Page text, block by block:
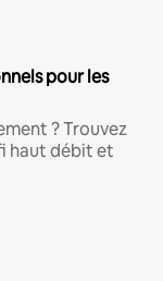
pour les
? Trouvez
haut débit et